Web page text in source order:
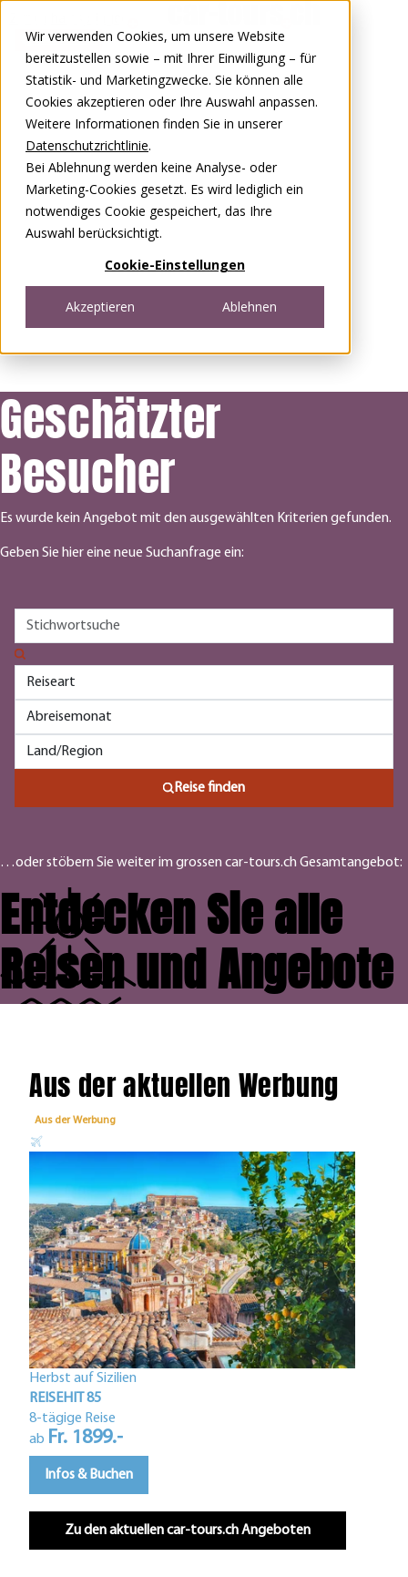
Wir verwenden Cookies, um unsere Website
bereitzustellen sowie – mit Ihrer Einwilligung – für
Statistik- und Marketingzwecke. Sie können alle
Cookies akzeptieren oder Ihre Auswahl anpassen.
Weitere Informationen finden Sie in unserer
Datenschutzrichtlinie.
Bei Ablehnung werden keine Analyse- oder
Marketing-Cookies gesetzt. Es wird lediglich ein
notwendiges Cookie gespeichert, das Ihre
Auswahl berücksichtigt.
Cookie-Einstellungen
Akzeptieren Ablehnen
0848 00 77 88
Geschätzter
Besucher
Es wurde kein Angebot mit den ausgewählten Kriterien gefunden.
Geben Sie hier eine neue Suchanfrage ein:
Reise finden
…oder stöbern Sie weiter im grossen car-tours.ch Gesamtangebot:
Entdecken Sie alle
Reisen und Angebote
Aus der aktuellen Werbung
Aus der Werbung
Herbst auf Sizilien
REISEHIT 85
8-tägige Reise
ab Fr. 1899.-
Infos & Buchen
Zu den aktuellen car-tours.ch Angeboten